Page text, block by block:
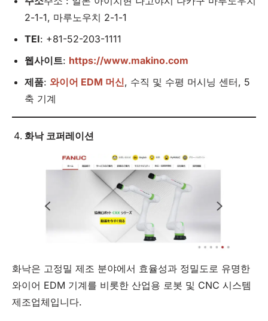
2-1-1, 마루노우치 2-1-1
TEI: +81-52-203-1111
웹사이트: https://www.makino.com
제품: 와이어 EDM 머신, 수직 및 수평 머시닝 센터, 5
축 기계
화낙 코퍼레이션
화낙은 고정밀 제조 분야에서 효율성과 정밀도로 유명한
와이어 EDM 기계를 비롯한 산업용 로봇 및 CNC 시스템
제조업체입니다.